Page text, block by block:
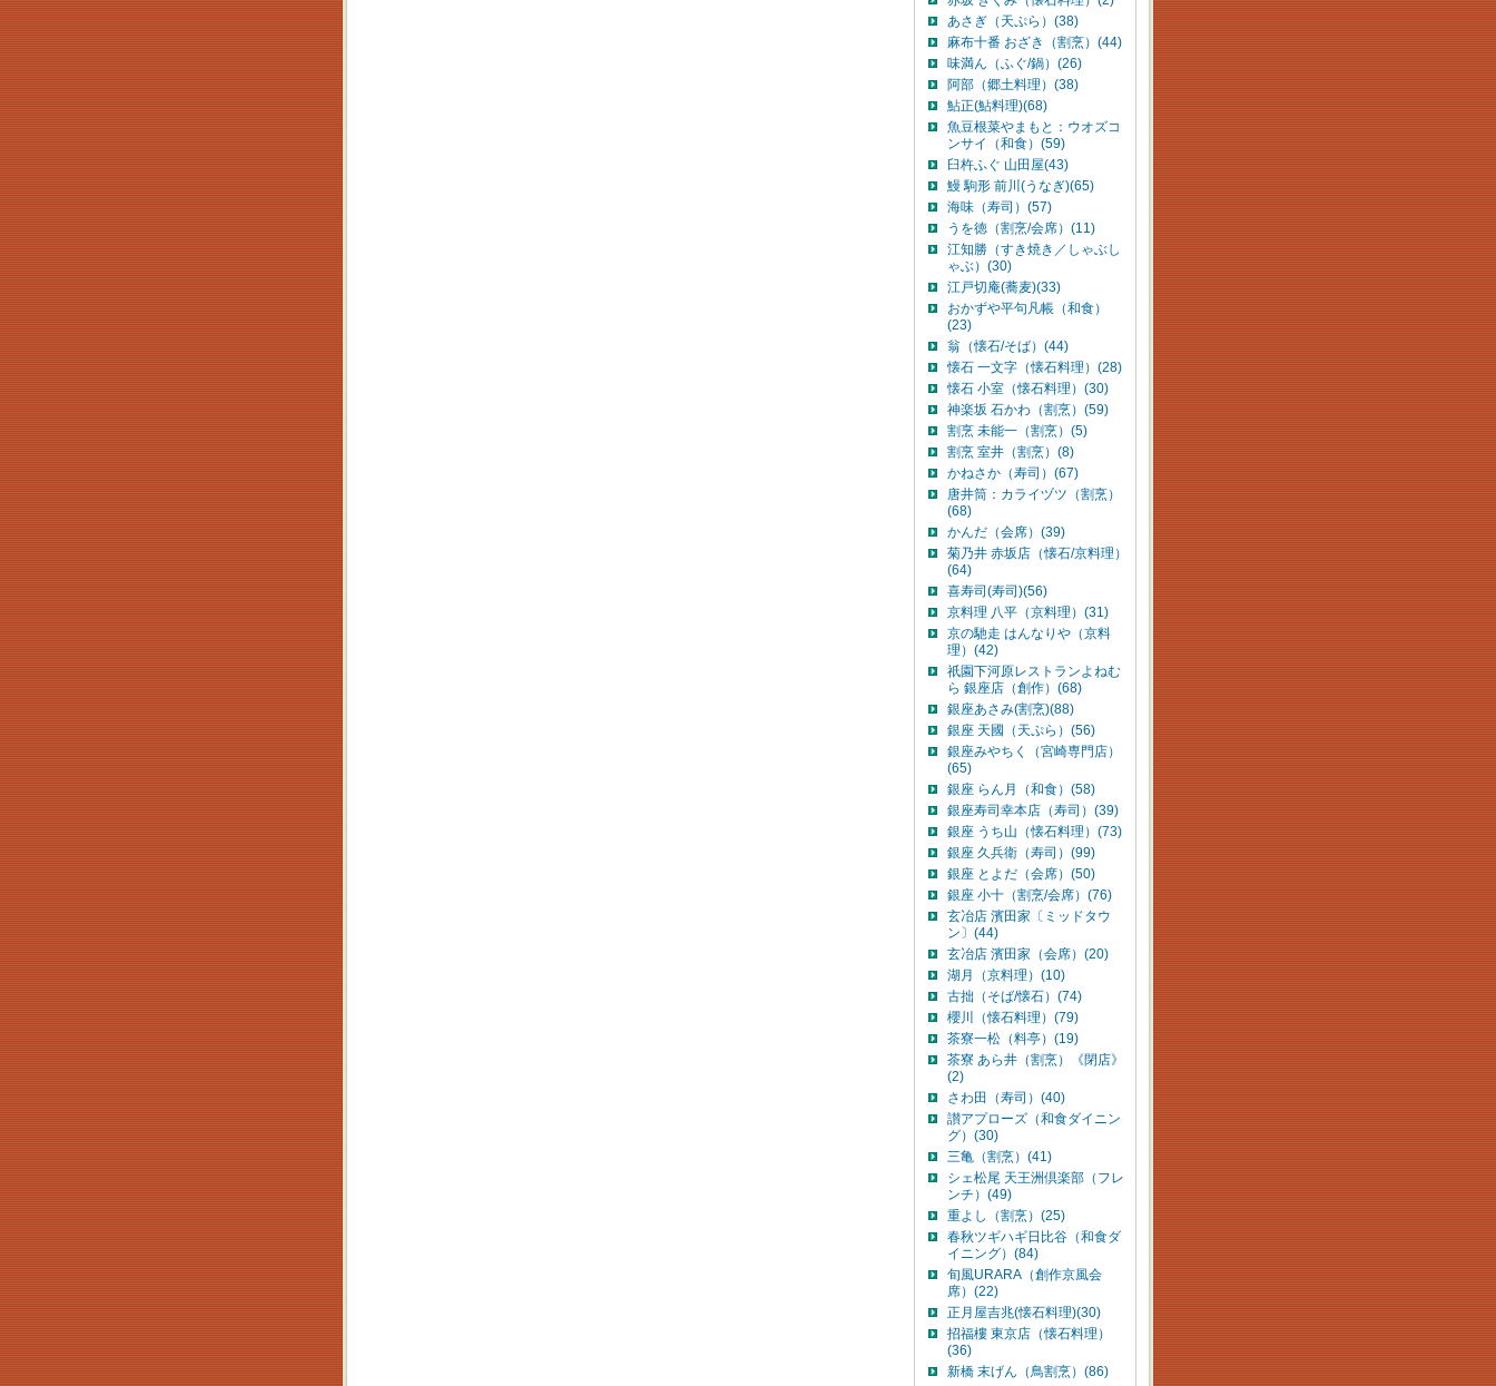
あさぎ（天ぷら）(38)
麻布十番 おざき（割烹）(44)
味満ん（ふぐ/鍋）(26)
阿部（郷土料理）(38)
鮎正(鮎料理)(68)
魚豆根菜やまもと：ウオズコ
ンサイ（和食）(59)
臼杵ふぐ 山田屋(43)
鰻 駒形 前川(うなぎ)(65)
海味（寿司）(57)
うを徳（割烹/会席）(11)
江知勝（すき焼き／しゃぶし
ゃぶ）(30)
江戸切庵(蕎麦)(33)
おかずや平句凡帳（和食）
(23)
翁（懐石/そば）(44)
懐石 一文字（懐石料理）(28)
懐石 小室（懐石料理）(30)
神楽坂 石かわ（割烹）(59)
割烹 未能一（割烹）(5)
割烹 室井（割烹）(8)
かねさか（寿司）(67)
唐井筒：カライヅツ（割烹）
(68)
かんだ（会席）(39)
菊乃井 赤坂店（懐石/京料理）
(64)
喜寿司(寿司)(56)
京料理 八平（京料理）(31)
京の馳走 はんなりや（京料
理）(42)
祇園下河原レストランよねむ
ら 銀座店（創作）(68)
銀座あさみ(割烹)(88)
銀座 天國（天ぷら）(56)
銀座みやちく（宮崎専門店）
(65)
銀座 らん月（和食）(58)
銀座寿司幸本店（寿司）(39)
銀座 うち山（懐石料理）(73)
銀座 久兵衛（寿司）(99)
銀座 とよだ（会席）(50)
銀座 小十（割烹/会席）(76)
玄冶店 濱田家〔ミッドタウ
ン〕(44)
玄冶店 濱田家（会席）(20)
湖月（京料理）(10)
古拙（そば/懐石）(74)
櫻川（懐石料理）(79)
茶寮一松（料亭）(19)
茶寮 あら井（割烹）《閉店》
(2)
さわ田（寿司）(40)
讃アプローズ（和食ダイニン
グ）(30)
三亀（割烹）(41)
シェ松尾 天王洲倶楽部（フレ
ンチ）(49)
重よし（割烹）(25)
春秋ツギハギ日比谷（和食ダ
イニング）(84)
旬風URARA（創作京風会
席）(22)
正月屋吉兆(懐石料理)(30)
招福樓 東京店（懐石料理）
(36)
新橋 末げん（鳥割烹）(86)